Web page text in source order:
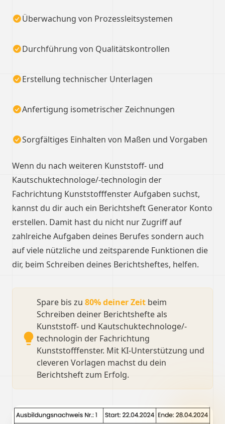
Überwachung von Prozessleitsystemen
Durchführung von Qualitätskontrollen
Erstellung technischer Unterlagen
Anfertigung isometrischer Zeichnungen
Sorgfältiges Einhalten von Maßen und Vorgaben
Wenn du nach weiteren Kunststoff- und
Kautschuktechnologe/-technologin der
Fachrichtung Kunststofffenster Aufgaben suchst,
kannst du dir auch ein Berichtsheft Generator Konto
erstellen. Damit hast du nicht nur Zugriff auf
zahlreiche Aufgaben deines Berufes sondern auch
auf viele nützliche und zeitsparende Funktionen die
dir, beim Schreiben deines Berichtsheftes, helfen.
Spare bis zu 80% deiner Zeit beim
Schreiben deiner Berichtshefte als
Kunststoff- und Kautschuktechnologe/-
technologin der Fachrichtung
Kunststofffenster. Mit KI-Unterstützung und
cleveren Vorlagen machst du dein
Berichtsheft zum Erfolg.